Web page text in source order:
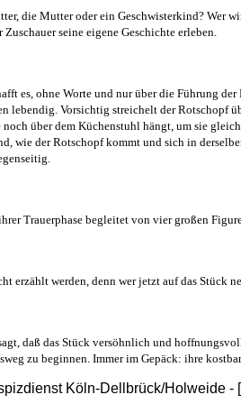
die Mutter oder ein Geschwisterkind? Wer
Zuschauer seine eigene Geschichte erleben.
es, ohne Worte und nur über die Führung
lebendig. Vorsichtig streichelt der Rotschopf
noch über dem Küchenstuhl hängt, um sie
wie der Rotschopf kommt und sich in
Trauerphase begleitet von vier großen
erzählt werden, denn wer jetzt auf das Stück
daß das Stück versöhnlich und
zu beginnen. Immer im Gepäck: ihre
Köln-Dellbrück/Holweide - [